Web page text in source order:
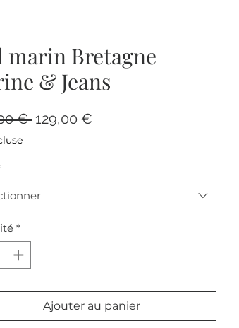
marin Bretagne
& Jeans
€ Prix
129,00 €
*
Ajouter au panier